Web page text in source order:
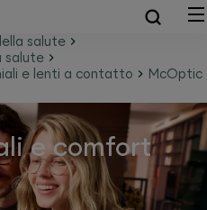
salute
salute
e lenti a contatto McOptic
e comfort